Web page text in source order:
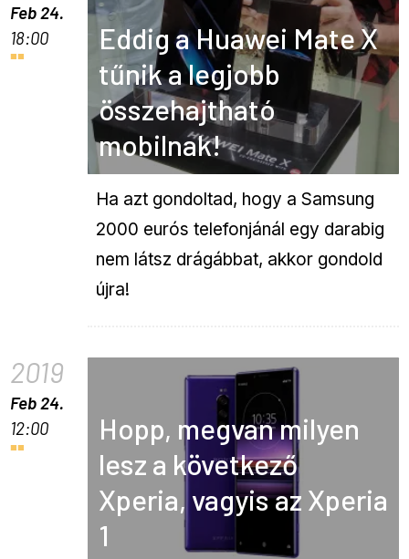
Feb 24.
18:00
Eddig a Huawei Mate X
tűnik a legjobb
összehajtható
mobilnak!
Ha azt gondoltad, hogy a Samsung
2000 eurós telefonjánál egy darabig
nem látsz drágábbat, akkor gondold
újra!
2019
Feb 24.
12:00
Hopp, megvan milyen
lesz a következő
Xperia, vagyis az Xperia
1